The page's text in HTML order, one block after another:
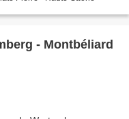
- Montbéliard